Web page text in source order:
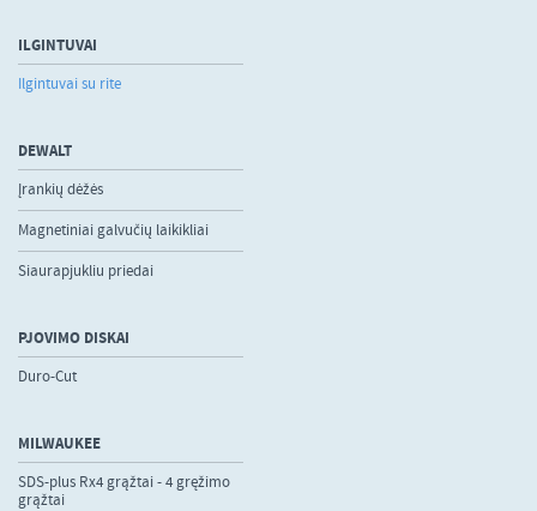
ILGINTUVAI
Ilgintuvai su rite
DEWALT
Įrankių dėžės
Magnetiniai galvučių laikikliai
Siaurapjukliu priedai
PJOVIMO DISKAI
Duro-Cut
MILWAUKEE
SDS-plus Rx4 grąžtai - 4 gręžimo
grąžtai